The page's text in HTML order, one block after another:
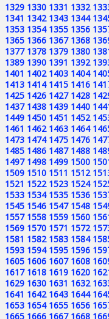
1329 1330 1331 1332
1341 1342 1343 1344
1353 1354 1355 1356
1365 1366 1367 1368
1377 1378 1379 1380
1389 1390 1391 1392
1401 1402 1403 1404
1413 1414 1415 1416
1425 1426 1427 1428
1437 1438 1439 1440
1449 1450 1451 1452
1461 1462 1463 1464
1473 1474 1475 1476
1485 1486 1487 1488
1497 1498 1499 1500
1509 1510 1511 1512
1521 1522 1523 1524
1533 1534 1535 1536
1545 1546 1547 1548
1557 1558 1559 1560
1569 1570 1571 1572
1581 1582 1583 1584
1593 1594 1595 1596
1605 1606 1607 1608
1617 1618 1619 1620
1629 1630 1631 1632
1641 1642 1643 1644
1653 1654 1655 1656
1665 1666 1667 1668